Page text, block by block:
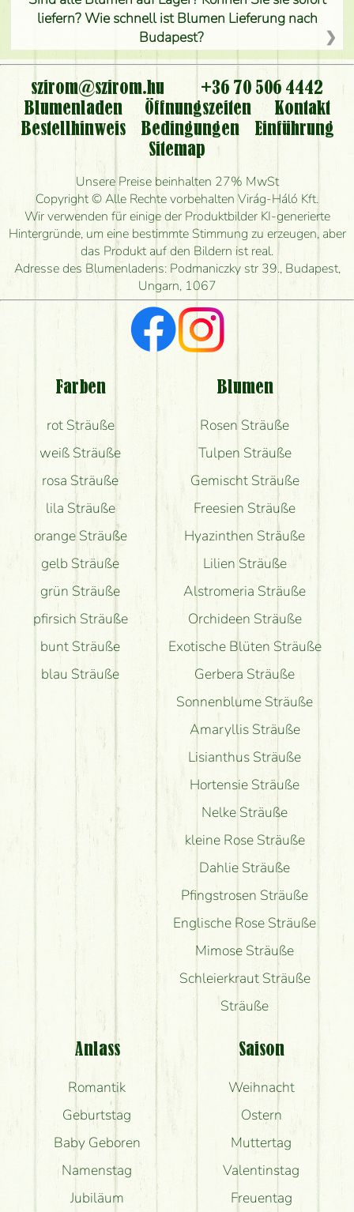
liefern? Wie schnell ist Blumen Lieferung nach
Budapest?
Ist der Blumenladen non stop geöffnet?
Kann ich den bestellten Blumenstrauß persönlich
nehmen oder nur per Blumenversand?
Ist eine Bestellung für ländliche Gebiete möglich?
Wie lange kann ich heute Blumen mit Lieferung
bestellen?
Wie schnell können Sie den Blumenstrauß
herstellen und wann können Sie ihn frühestens
liefern?
Ich suche rote Rosen, hast du welche?
Welche Rückmeldungen bekomme ich zum
Blumenversand?
Bekomme ich wirklich, was auf dem Bild zu sehen
szirom@szirom.hu
+36 70 506 4442
Blumenladen
Öffnungszeiten
Kontakt
Bestellhinweis
Bedingungen
Einführung
Sitemap
Unsere Preise beinhalten 27% MwSt
Copyright © Alle Rechte vorbehalten Virág-Háló Kft.
Wir verwenden für einige der Produktbilder KI-generierte
Hintergründe, um eine bestimmte Stimmung zu erzeugen, aber
das Produkt auf den Bildern ist real.
Adresse des Blumenladens: Podmaniczky str 39., Budapest,
Ungarn, 1067
Farben
rot Sträuße
weiß Sträuße
rosa Sträuße
lila Sträuße
orange Sträuße
gelb Sträuße
grün Sträuße
pfirsich Sträuße
bunt Sträuße
blau Sträuße
Blumen
Rosen Sträuße
Tulpen Sträuße
Gemischt Sträuße
Freesien Sträuße
Hyazinthen Sträuße
Lilien Sträuße
Alstromeria Sträuße
Orchideen Sträuße
Exotische Blüten Sträuße
Gerbera Sträuße
Sonnenblume Sträuße
Amaryllis Sträuße
Lisianthus Sträuße
Hortensie Sträuße
Nelke Sträuße
kleine Rose Sträuße
Dahlie Sträuße
Pfingstrosen Sträuße
Englische Rose Sträuße
Mimose Sträuße
Schleierkraut Sträuße
Sträuße
Anlass
Romantik
Geburtstag
Baby Geboren
Namenstag
Jubiläum
Saison
Weihnacht
Ostern
Muttertag
Valentinstag
Freuentag